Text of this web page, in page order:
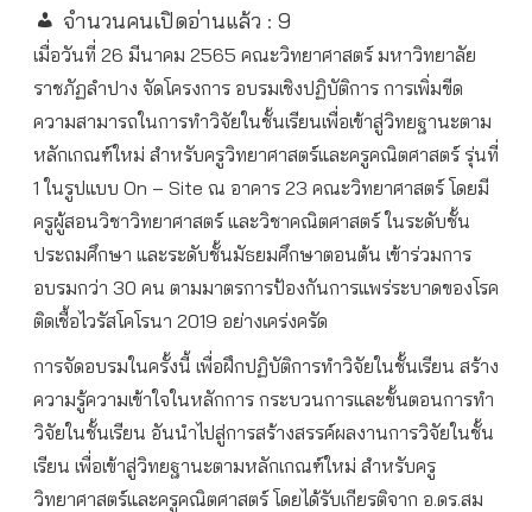
จำนวนคนเปิดอ่านแล้ว : 9
เมื่อวันที่ 26 มีนาคม 2565 คณะวิทยาศาสตร์ มหาวิทยาลัย
ราชภัฏลำปาง จัดโครงการ อบรมเชิงปฏิบัติการ การเพิ่มขีด
ความสามารถในการทำวิจัยในชั้นเรียนเพื่อเข้าสู่วิทยฐานะตาม
หลักเกณฑ์ใหม่ สำหรับครูวิทยาศาสตร์และครูคณิตศาสตร์ รุ่นที่
1 ในรูปแบบ On – Site ณ อาคาร 23 คณะวิทยาศาสตร์ โดยมี
ครูผู้สอนวิชาวิทยาศาสตร์ และวิชาคณิตศาสตร์ ในระดับชั้น
ประถมศึกษา และระดับชั้นมัธยมศึกษาตอนต้น เข้าร่วมการ
อบรมกว่า 30 คน ตามมาตรการป้องกันการแพร่ระบาดของโรค
ติดเชื้อไวรัสโคโรนา 2019 อย่างเคร่งครัด
การจัดอบรมในครั้งนี้ เพื่อฝึกปฏิบัติการทำวิจัยในชั้นเรียน สร้าง
ความรู้ความเข้าใจในหลักการ กระบวนการและขั้นตอนการทำ
วิจัยในชั้นเรียน อันนำไปสู่การสร้างสรรค์ผลงานการวิจัยในชั้น
เรียน เพื่อเข้าสู่วิทยฐานะตามหลักเกณฑ์ใหม่ สำหรับครู
วิทยาศาสตร์และครูคณิตศาสตร์ โดยได้รับเกียรติจาก อ.ดร.สม